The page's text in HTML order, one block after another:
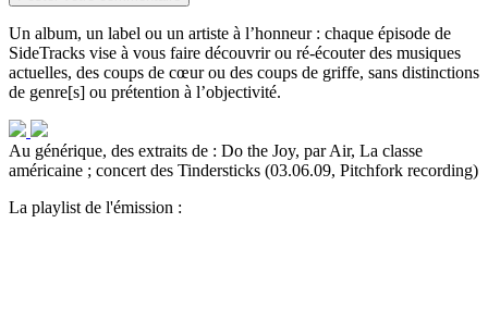
Un album, un label ou un artiste à l’honneur : chaque épisode de
SideTracks vise à vous faire découvrir ou ré-écouter des musiques
actuelles, des coups de cœur ou des coups de griffe, sans distinctions
de genre[s] ou prétention à l’objectivité.
Au générique, des extraits de : Do the Joy, par Air, La classe
américaine ; concert des Tindersticks (03.06.09, Pitchfork recording)
La playlist de l'émission :